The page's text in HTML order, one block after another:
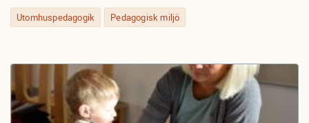
Utomhuspedagogik Pedagogisk miljö